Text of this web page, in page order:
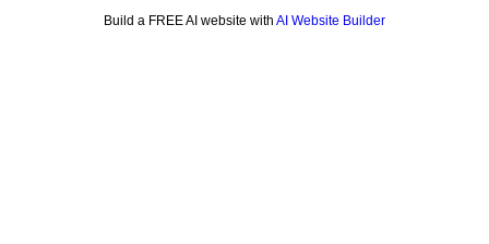
Build a FREE AI website with AI Website Builder